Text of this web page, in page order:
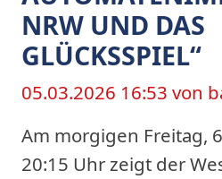
NRW UND DAS
GLÜCKSSPIEL“
05.03.2026 16:53 von
Am morgigen Freitag,
20:15 Uhr zeigt der